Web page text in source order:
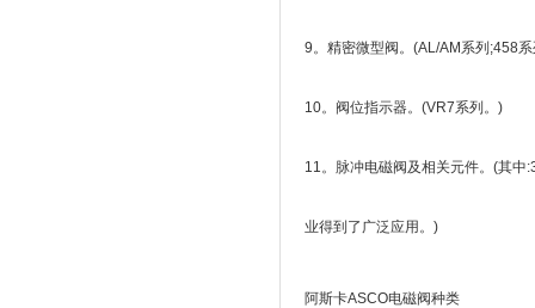
9。精密微型阀。(AL/AM系列;458
10。阀位指示器。(VR7系列。)
11。脉冲电磁阀及相关元件。(其
业得到了广泛应用。)
阿斯卡ASCO电磁阀种类